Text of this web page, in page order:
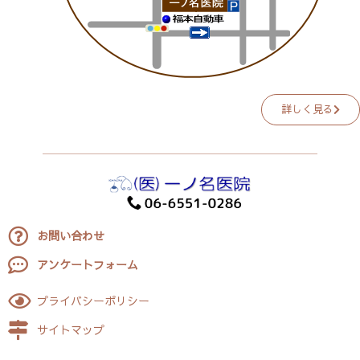
詳しく見る
お問い合わせ
アンケートフォーム
プライバシーポリシー
サイトマップ